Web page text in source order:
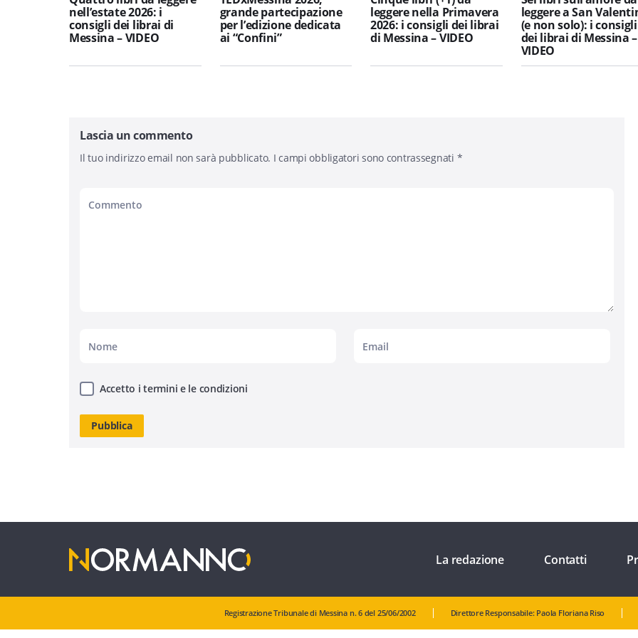
nell’estate 2026: i
consigli dei librai di
Messina – VIDEO
grande partecipazione
per l’edizione dedicata
ai “Confini”
leggere nella Primavera
2026: i consigli dei librai
di Messina – VIDEO
leggere a San
(e non solo): i consigli
dei librai di Messina –
VIDEO
Lascia un commento
Il tuo indirizzo email non sarà pubblicato. I campi obbligatori sono contrassegnati *
Accetto i termini e le condizioni
La redazione Contatti
Registrazione Tribunale di Messina n. 6 del 25/06/2002 Direttore Responsabile: Paola Floriana Riso